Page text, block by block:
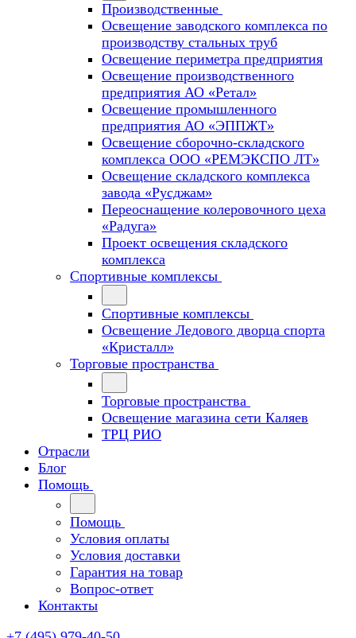
Производственные
Освещение заводского комплекса по
производству стальных труб
Освещение периметра предприятия
Освещение производственного
предприятия АО «Ретал»
Освещение промышленного
предприятия АО «ЭППЖТ»
Освещение сборочно-складского
комплекса ООО «РЕМЭКСПО ЛТ»
Освещение складского комплекса
завода «Русджам»
Переоснащение колеровочного цеха
«Радуга»
Проект освещения складского
комплекса
Спортивные комплексы
Спортивные комплексы
Освещение Ледового дворца спорта
«Кристалл»
Торговые пространства
Торговые пространства
Освещение магазина сети Каляев
ТРЦ РИО
Отрасли
Блог
Помощь
Помощь
Условия оплаты
Условия доставки
Гарантия на товар
Вопрос-ответ
Контакты